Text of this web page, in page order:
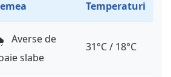
Temperaturi
Averse de
slabe
31°C / 18°C